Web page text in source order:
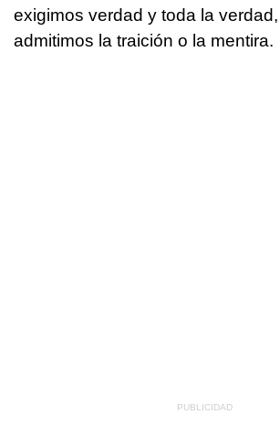
exigimos verdad y toda la
admitimos la traición o la mentira.